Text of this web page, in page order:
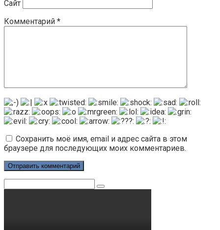
Сайт
Комментарий *
Сохранить моё имя, email и адрес сайта в этом
браузере для последующих моих комментариев.